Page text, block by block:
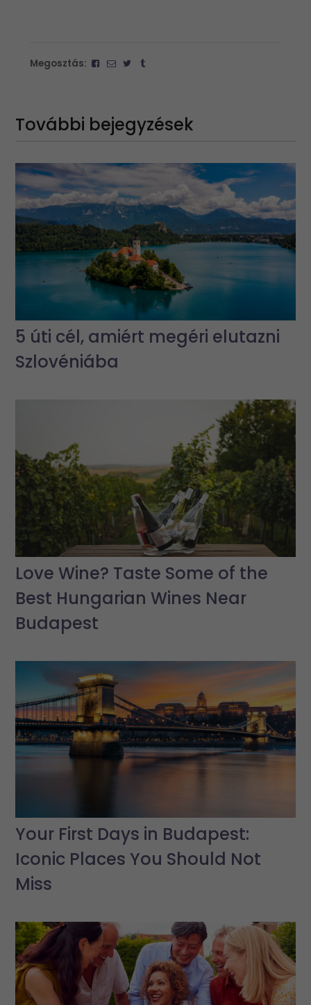
Megosztás:
További bejegyzések
5 úti cél, amiért megéri elutazni
Szlovéniába
Love Wine? Taste Some of the
Best Hungarian Wines Near
Budapest
Your First Days in Budapest:
Iconic Places You Should Not
Miss